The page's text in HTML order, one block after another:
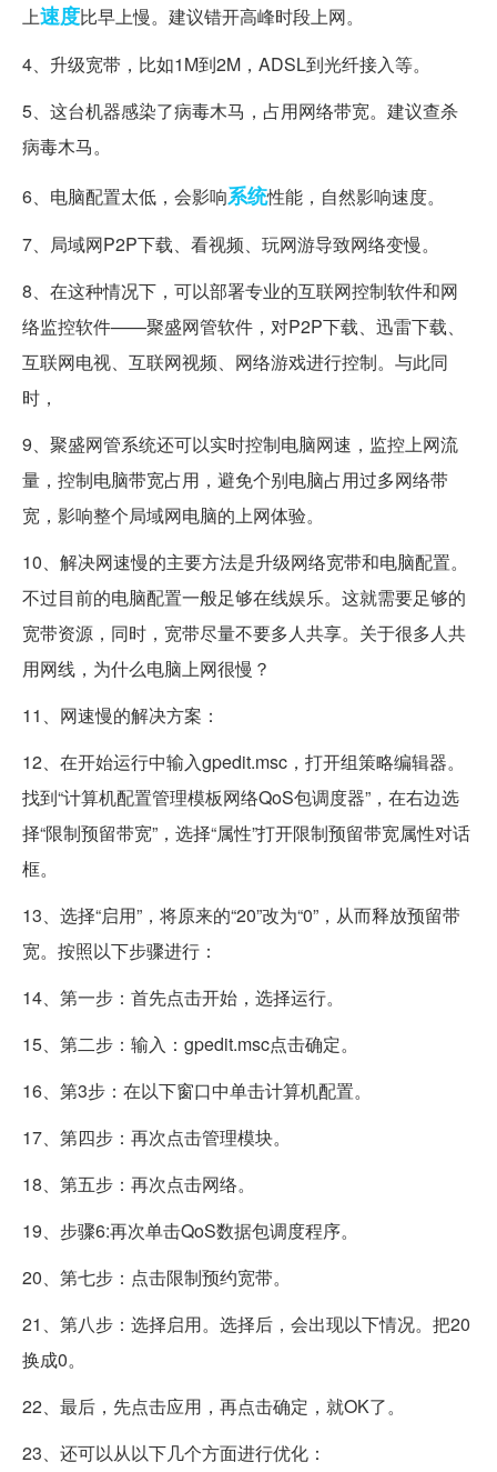
上速度比早上慢。建议错开高峰时段上网。
4、升级宽带，比如1M到2M，ADSL到光纤接入等。
5、这台机器感染了病毒木马，占用网络带宽。建议查杀
病毒木马。
6、电脑配置太低，会影响系统性能，自然影响速度。
7、局域网P2P下载、看视频、玩网游导致网络变慢。
8、在这种情况下，可以部署专业的互联网控制软件和网
络监控软件——聚盛网管软件，对P2P下载、迅雷下载、
互联网电视、互联网视频、网络游戏进行控制。与此同
时，
9、聚盛网管系统还可以实时控制电脑网速，监控上网流
量，控制电脑带宽占用，避免个别电脑占用过多网络带
宽，影响整个局域网电脑的上网体验。
10、解决网速慢的主要方法是升级网络宽带和电脑配置。
不过目前的电脑配置一般足够在线娱乐。这就需要足够的
宽带资源，同时，宽带尽量不要多人共享。关于很多人共
用网线，为什么电脑上网很慢？
11、网速慢的解决方案：
12、在开始运行中输入gpedit.msc，打开组策略编辑器。
找到“计算机配置管理模板网络QoS包调度器”，在右边选
择“限制预留带宽”，选择“属性”打开限制预留带宽属性对话
框。
13、选择“启用”，将原来的“20”改为“0”，从而释放预留带
宽。按照以下步骤进行：
14、第一步：首先点击开始，选择运行。
15、第二步：输入：gpedit.msc点击确定。
16、第3步：在以下窗口中单击计算机配置。
17、第四步：再次点击管理模块。
18、第五步：再次点击网络。
19、步骤6:再次单击QoS数据包调度程序。
20、第七步：点击限制预约宽带。
21、第八步：选择启用。选择后，会出现以下情况。把20
换成0。
22、最后，先点击应用，再点击确定，就OK了。
23、还可以从以下几个方面进行优化：